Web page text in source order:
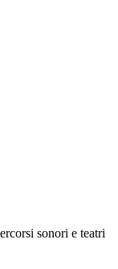
sonori e teatri